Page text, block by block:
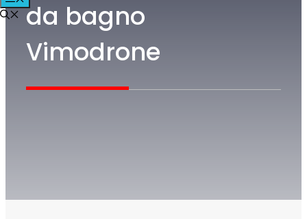
da bagno
Vimodrone